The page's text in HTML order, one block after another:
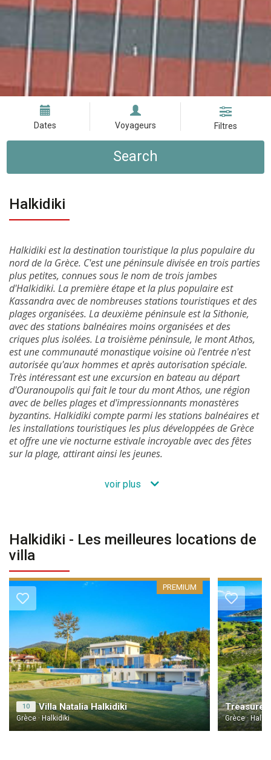
Dates Voyageurs Filtres
Search
Halkidiki
Halkidiki est la destination touristique la plus populaire du
nord de la Grèce. C'est une péninsule divisée en trois parties
plus petites, connues sous le nom de trois jambes
d'Halkidiki. La première étape et la plus populaire est
Kassandra avec de nombreuses stations touristiques et des
plages organisées. La deuxième péninsule est la Sithonie,
avec des stations balnéaires moins organisées et des
criques plus isolées. La troisième péninsule, le mont Athos,
est une communauté monastique voisine où l'entrée n'est
autorisée qu'aux hommes et après autorisation spéciale.
Très intéressant est une excursion en bateau au départ
d'Ouranoupolis qui fait le tour du mont Athos, une région
avec de belles plages et d'impressionnants monastères
byzantins. Halkidiki compte parmi les stations balnéaires et
les installations touristiques les plus développées de Grèce
et offre une vie nocturne estivale incroyable avec des fêtes
sur la plage, attirant ainsi les jeunes.
voir plus
Halkidiki - Les meilleures locations de
villa
10 Villa Natalia Halkidiki
Grèce · Halkidiki
PREMIUM
Treasure
Grèce ·